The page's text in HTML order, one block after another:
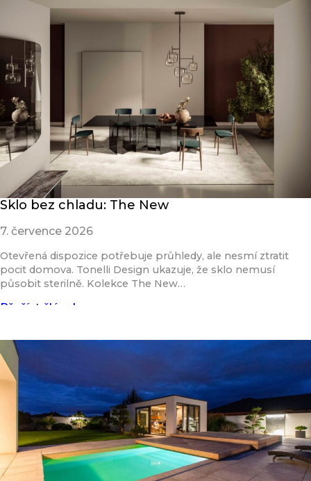
Sklo bez chladu: The New
7. července 2026
Otevřená dispozice potřebuje průhledy, ale nesmí ztratit
pocit domova. Tonelli Design ukazuje, že sklo nemusí
působit sterilně. Kolekce The New…
Přečíst článek